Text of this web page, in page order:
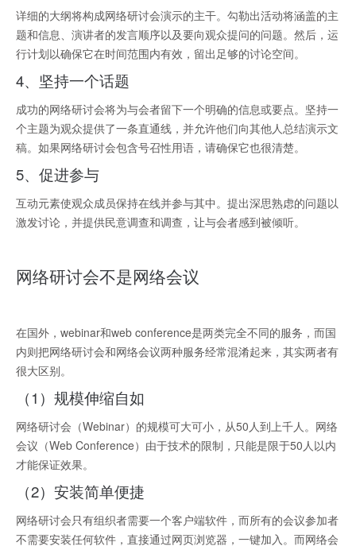
详细的大纲将构成网络研讨会演示的主干。勾勒出活动将涵盖的主
题和信息、演讲者的发言顺序以及要向观众提问的问题。然后，运
行计划以确保它在时间范围内有效，留出足够的讨论空间。
4、坚持一个话题
成功的网络研讨会将为与会者留下一个明确的信息或要点。坚持一
个主题为观众提供了一条直通线，并允许他们向其他人总结演示文
稿。如果网络研讨会包含号召性用语，请确保它也很清楚。
5、促进参与
互动元素使观众成员保持在线并参与其中。提出深思熟虑的问题以
激发讨论，并提供民意调查和调查，让与会者感到被倾听。
网络研讨会不是网络会议
在国外，webinar和web conference是两类完全不同的服务，而国
内则把网络研讨会和网络会议两种服务经常混淆起来，其实两者有
很大区别。
（1）规模伸缩自如
网络研讨会（Webinar）的规模可大可小，从50人到上千人。网络
会议（Web Conference）由于技术的限制，只能是限于50人以内
才能保证效果。
（2）安装简单便捷
网络研讨会只有组织者需要一个客户端软件，而所有的会议参加者
不需要安装任何软件，直接通过网页浏览器，一键加入。而网络会